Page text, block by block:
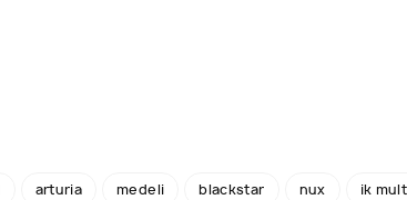
arturia medeli blackstar nux ik